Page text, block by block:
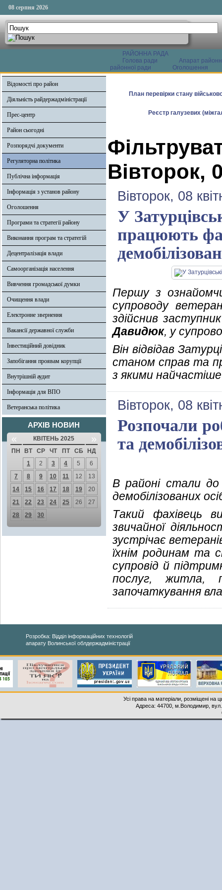
08 серпня 2026
РАЙОННА РАДА
Голова ради
Апарат
районної ради
Оголошення
Відомості про район
Діяльність райдержадміністрації
Прес-центр
Район сьогодні
Розпорядчі документи
Регуляторна політика
Публічна інформація
Інформація з установ району
Оголошення
Програми та стратегії району
Виконання програм та стратегій
Децентралізація влади
Самоорганізація населення
Вивчення громадської думки
Очищення влади
Електронне звернення
Вакансії державної служби
Інвестиційний довідник
Запобігання проявам корупції
Внутрішній аудит
Інформація для ВПО
Ветеранська політика
АРХІВ НОВИН
« КВІТЕНЬ 2025 »
ПН ВТ СР ЧТ ПТ СБ
НД
1
2 3 4 5
6
7
8 9 10 11 12
13
14
15 16 17 18 19
20
21
22 23 24 25 26
27
28
29 30
План перевірки стану
Реєстр галузевих
Вівторок,
Вівторок, 08
У
працюють
Першу з
супроводу
здійснив
Давидюк, у
Він відвідав
станом справ та
з якими
Вівторок, 08
Розпочали
та
В районі стали до
демобілізованих
Такий фахівець
звичайної
зустрічає
їхнім родинам та
супровід й
послуг, житла,
започаткування
Розробка: Відділ інформаційних технологій
апарату Волинської облдержадміністрації
Усі права на матеріали, розміщені на
Адреса: 44700, м.Володимир,